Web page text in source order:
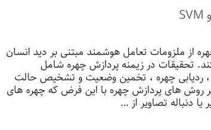
از ملزومات تعامل هوشمند مبتنی بر دید انسان
تحقیقات در زیمنه پردازش چهره شامل
ردیابی چهره ، تخمین وضعیت و تشخیص حالت
روش های پردازش چهره با این فرض که چهره های
دنباله تصاویر از …